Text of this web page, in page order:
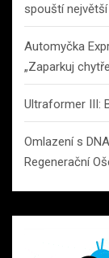
spouští
Automyčka
„Zaparkuj
Ultraformer III:
Omlazení s
Regenerační